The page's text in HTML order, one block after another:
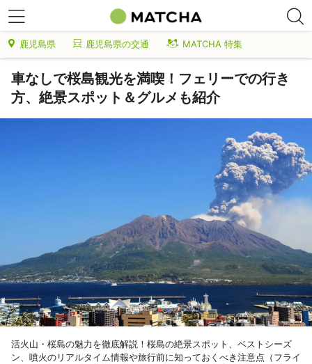
鹿児島県 鹿児島県の交通 MATCHA 特集
車なしで桜島観光を満喫！フェリーでの行き
方、絶景スポット＆グルメも紹介
活火山・桜島の魅力を徹底解説！桜島の絶景スポット、ベストシーズ
ン、噴火のリアルタイム情報や旅行前に知っておくべき注意点（フライ